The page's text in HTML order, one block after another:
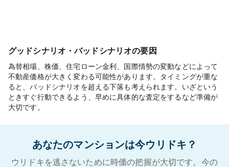
グッドシナリオ・バッドシナリオの要因
為替相場、株価、住宅ローン金利、国際情勢の変動などによって
不動産価格が大きく変わる可能性があります。タイミングが重な
ると、バッドシナリオを超える下落も考えられます。いざという
ときすぐ行動できるよう、早めに具体的な査定をするなど準備が
大切です。
あなたのマンションは今ウリドキ？
ウリドキを逃さないために時価の把握が大切です。今の